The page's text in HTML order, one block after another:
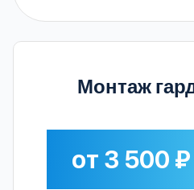
Монтаж
от 3 500